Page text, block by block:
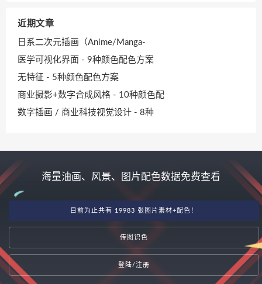
近期文章
日系二次元插画（Anime/Manga-
医学可视化界面 - 9种颜色配色方案
无特征 - 5种颜色配色方案
商业摄影+数字合成风格 - 10种颜色配
数字插画 / 商业科技视觉设计 - 8种
海量油画、风景、图片配色数据免费查看
目前为止共有 19983 张图片素材+配色！
传图识色
登陆/注册